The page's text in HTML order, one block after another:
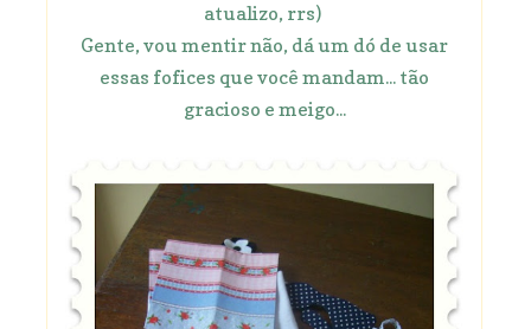
atualizo, rrs)
Gente, vou mentir não, dá um dó de usar
essas fofices que você mandam... tão
gracioso e meigo...